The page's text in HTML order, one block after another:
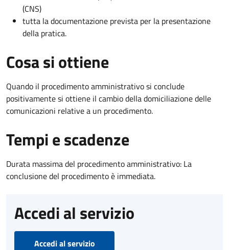
(CNS)
tutta la documentazione prevista per la presentazione
della pratica.
Cosa si ottiene
Quando il procedimento amministrativo si conclude
positivamente si ottiene il cambio della domiciliazione delle
comunicazioni relative a un procedimento.
Tempi e scadenze
Durata massima del procedimento amministrativo: La
conclusione del procedimento è immediata.
Accedi al servizio
Accedi al servizio